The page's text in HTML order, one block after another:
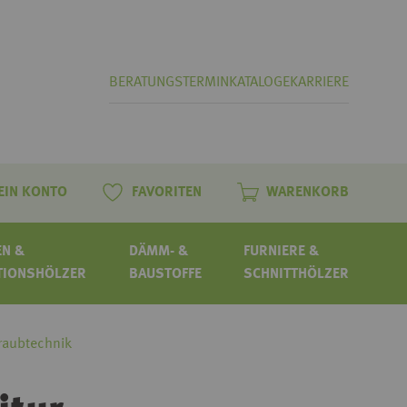
BERATUNGSTERMIN KATALOGEKARRIERE
KONTO FAVORITEN WARENKORB
&
DÄMM- &
BAUSTOFFE
FURNIERE &
SCHNITTHÖLZER